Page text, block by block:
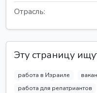
Отрасль:
Эту страницу
работа в Израиле
работа для репатриантов